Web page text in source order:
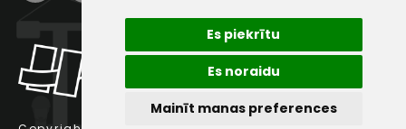
Es piekrītu
Es noraidu
Mainīt manas preferences
186
info@hards.lv